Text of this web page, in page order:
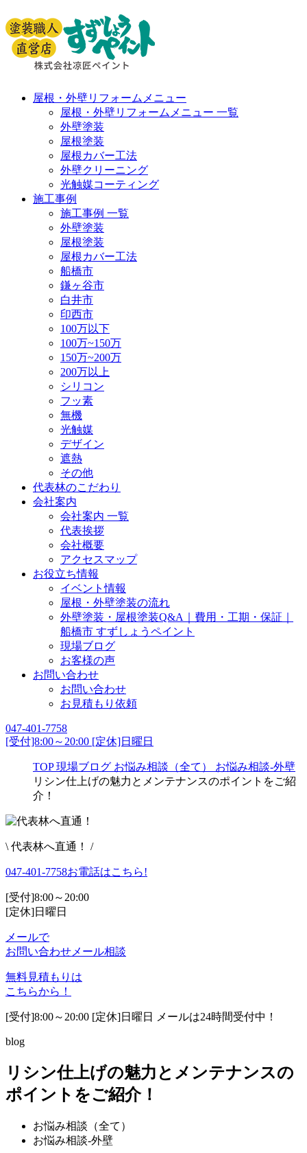
屋根・外壁リフォームメニュー
屋根・外壁リフォームメニュー 一覧
外壁塗装
屋根塗装
屋根カバー工法
外壁クリーニング
光触媒コーティング
施工事例
施工事例 一覧
外壁塗装
屋根塗装
屋根カバー工法
船橋市
鎌ヶ谷市
白井市
印西市
100万以下
100万~150万
150万~200万
200万以上
シリコン
フッ素
無機
光触媒
デザイン
遮熱
その他
代表林のこだわり
会社案内
会社案内 一覧
代表挨拶
会社概要
アクセスマップ
お役立ち情報
イベント情報
屋根・外壁塗装の流れ
外壁塗装・屋根塗装Q&A｜費用・工期・保証｜
船橋市 すずしょうペイント
現場ブログ
お客様の声
お問い合わせ
お問い合わせ
お見積もり依頼
047-401-7758
[受付]8:00～20:00 [定休]日曜日
TOP 現場ブログ お悩み相談（全て）
お悩み相談-外壁
リシン仕上げの魅力とメンテナンスのポイントをご紹
介！
\ 代表林へ直通！ /
047-401-7758お電話はこちら!
[受付]8:00～20:00
[定休]日曜日
メールで
お問い合わせ メール相談
無料見積もりは
こちらから！
[受付]8:00～20:00 [定休]日曜日 メールは24時間受付中！
blog
リシン仕上げの魅力とメンテナンスの
ポイントをご紹介！
お悩み相談（全て）
お悩み相談-外壁